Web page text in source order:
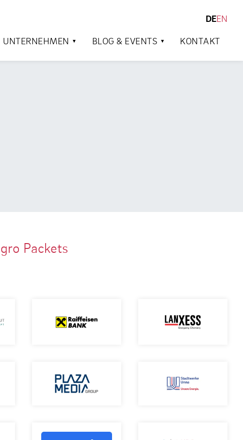
DEEN
UNTERNEHMEN BLOG & EVENTS KONTAKT
Packets